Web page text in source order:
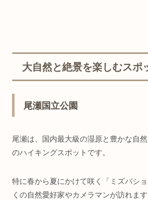
大自然と絶景を楽しむスポ
尾瀬国立公園
尾瀬は、国内最大級の湿原と豊かな自
のハイキングスポットです。
特に春から夏にかけて咲く「ミズバシ
くの自然愛好家やカメラマンが訪れます